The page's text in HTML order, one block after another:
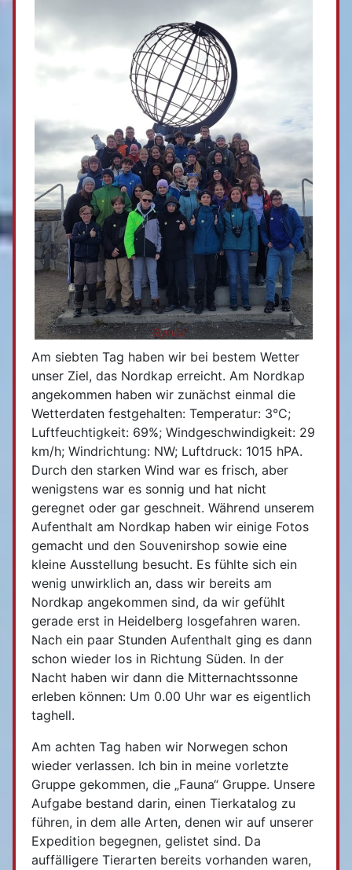
Am siebten Tag haben wir bei bestem Wetter
unser Ziel, das Nordkap erreicht. Am Nordkap
angekommen haben wir zunächst einmal die
Wetterdaten festgehalten: Temperatur: 3°C;
Luftfeuchtigkeit: 69%; Windgeschwindigkeit: 29
km/h; Windrichtung: NW; Luftdruck: 1015 hPA.
Durch den starken Wind war es frisch, aber
wenigstens war es sonnig und hat nicht
geregnet oder gar geschneit. Während unserem
Aufenthalt am Nordkap haben wir einige Fotos
gemacht und den Souvenirshop sowie eine
kleine Ausstellung besucht. Es fühlte sich ein
wenig unwirklich an, dass wir bereits am
Nordkap angekommen sind, da wir gefühlt
gerade erst in Heidelberg losgefahren waren.
Nach ein paar Stunden Aufenthalt ging es dann
schon wieder los in Richtung Süden. In der
Nacht haben wir dann die Mitternachtssonne
erleben können: Um 0.00 Uhr war es eigentlich
taghell.
Am achten Tag haben wir Norwegen schon
wieder verlassen. Ich bin in meine vorletzte
Gruppe gekommen, die „Fauna“ Gruppe. Unsere
Aufgabe bestand darin, einen Tierkatalog zu
führen, in dem alle Arten, denen wir auf unserer
Expedition begegnen, gelistet sind. Da
auffälligere Tierarten bereits vorhanden waren,